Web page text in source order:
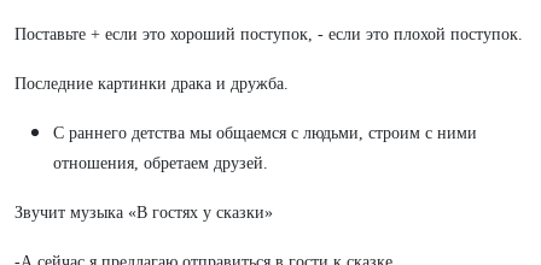
Поставьте + если это хороший поступок, - если это плохой поступок.
Последние картинки драка и дружба.
С раннего детства мы общаемся с людьми, строим с ними
отношения, обретаем друзей.
Звучит музыка «В гостях у сказки»